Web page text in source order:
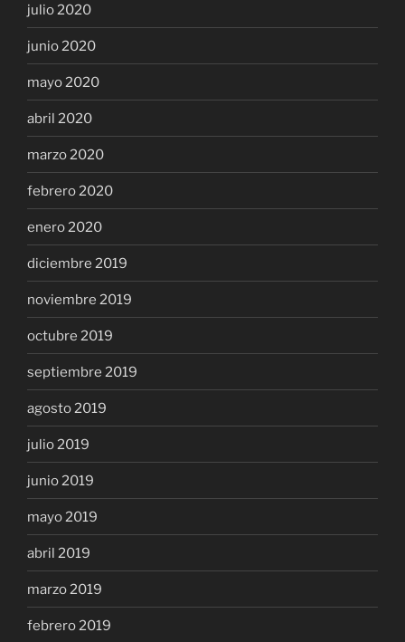
julio 2020
junio 2020
mayo 2020
abril 2020
marzo 2020
febrero 2020
enero 2020
diciembre 2019
noviembre 2019
octubre 2019
septiembre 2019
agosto 2019
julio 2019
junio 2019
mayo 2019
abril 2019
marzo 2019
febrero 2019